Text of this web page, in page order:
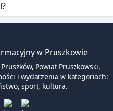
w Pruszkowie
Powiat Pruszkowski,
i wydarzenia w kategoriach:
sport, kultura.